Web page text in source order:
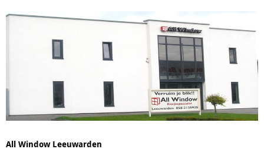
All Window Leeuwarden